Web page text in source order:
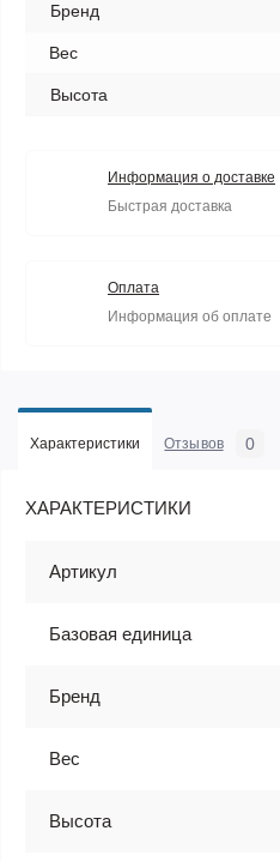
Бренд
Вес
Высота
Информация о доставке
Быстрая доставка
Оплата
Информация об оплате
Характеристики Отзывов 0
ХАРАКТЕРИСТИКИ
Артикул
Базовая единица
Бренд
Вес
Высота